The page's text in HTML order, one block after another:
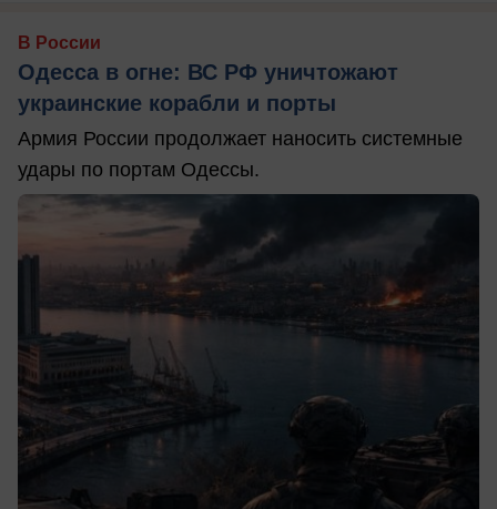
В России
Одесса в огне: ВС РФ уничтожают
украинские корабли и порты
Армия России продолжает наносить системные
удары по портам Одессы.